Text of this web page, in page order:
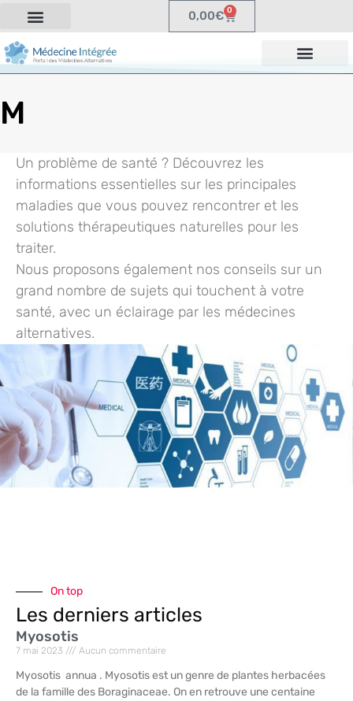
0,00€ 0
M
Un problème de santé ? Découvrez les
informations essentielles sur les principales
maladies que vous pouvez rencontrer et les
solutions thérapeutiques naturelles pour les
traiter.
Nous proposons également nos conseils sur un
grand nombre de sujets qui touchent à votre
santé, avec un éclairage par les médecines
alternatives.
On top
Les derniers articles
Myosotis
7 mai 2023 Aucun commentaire
Myosotis annua . Myosotis est un genre de plantes herbacées
de la famille des Boraginaceae. On en retrouve une centaine